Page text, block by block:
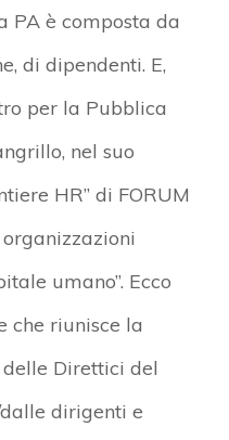
PA è composta da
di dipendenti. E,
per la Pubblica
nel suo
HR” di FORUM
umano”. Ecco
che riunisce la
Direttici del
dirigenti e